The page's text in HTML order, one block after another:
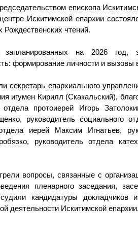
епископа
Искитимской епархии
Рождественских чтений.
запланированных на 2026 год,
формирование личности и вызовы
секретарь епархиального
игумен Кирилл (Скакальский),
отдела протоиерей Игорь
руководитель социального
иерей Максим Игнатьев,
руководитель отдела
вопросы, связанные с
пленарного заседания,
кандидатуры докладчиков
деятельности Искитимской епархии.